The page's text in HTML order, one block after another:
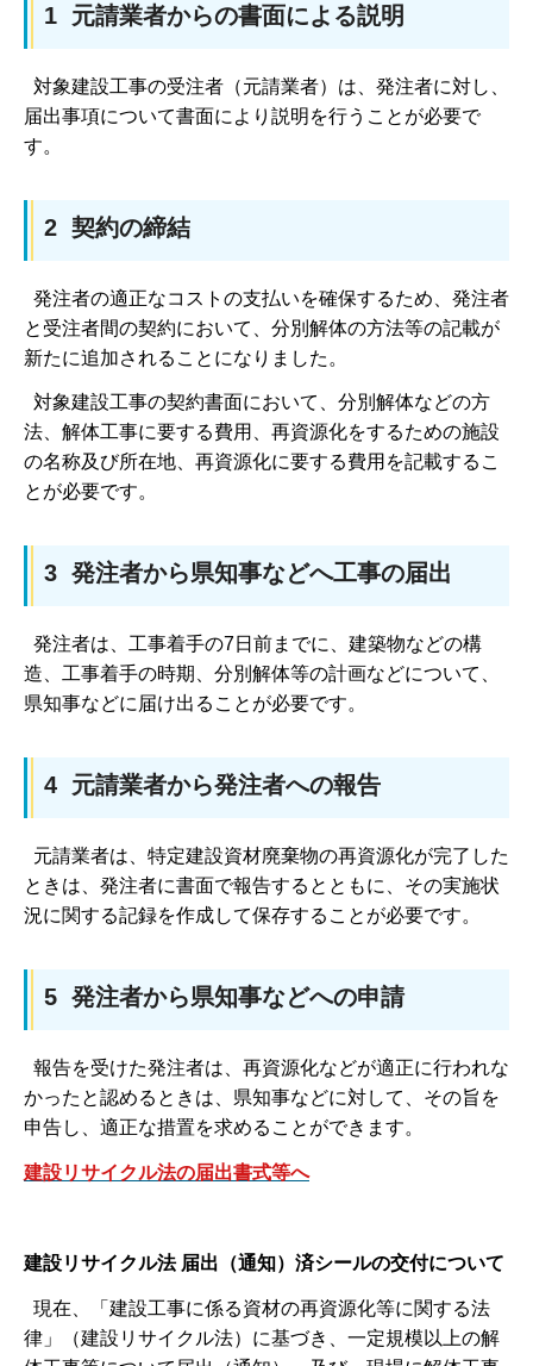
1 元請業者からの書面による説明
対象建設工事の受注者（元請業者）は、発注者に対し、
届出事項について書面により説明を行うことが必要で
す。
2 契約の締結
発注者の適正なコストの支払いを確保するため、発注者
と受注者間の契約において、分別解体の方法等の記載が
新たに追加されることになりました。
対象建設工事の契約書面において、分別解体などの方
法、解体工事に要する費用、再資源化をするための施設
の名称及び所在地、再資源化に要する費用を記載するこ
とが必要です。
3 発注者から県知事などへ工事の届出
発注者は、工事着手の7日前までに、建築物などの構
造、工事着手の時期、分別解体等の計画などについて、
県知事などに届け出ることが必要です。
4 元請業者から発注者への報告
元請業者は、特定建設資材廃棄物の再資源化が完了した
ときは、発注者に書面で報告するとともに、その実施状
況に関する記録を作成して保存することが必要です。
5 発注者から県知事などへの申請
報告を受けた発注者は、再資源化などが適正に行われな
かったと認めるときは、県知事などに対して、その旨を
申告し、適正な措置を求めることができます。
建設リサイクル法の届出書式等へ
建設リサイクル法 届出（通知）済シールの交付について
現在、「建設工事に係る資材の再資源化等に関する法
律」（建設リサイクル法）に基づき、一定規模以上の解